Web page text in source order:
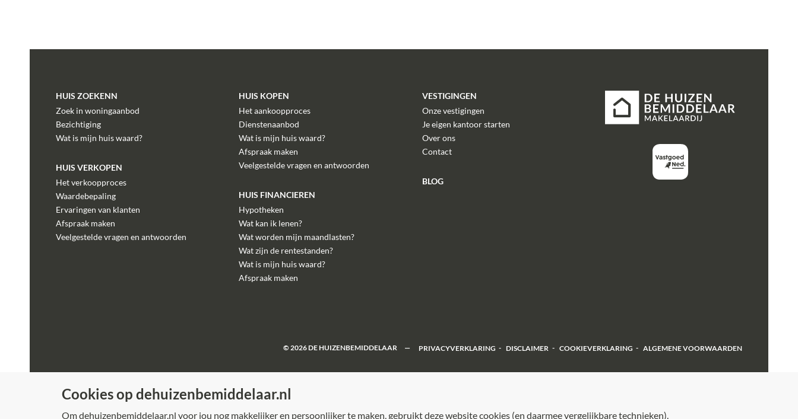
HUIS ZOEKENN
Zoek in woningaanbod
Bezichtiging
Wat is mijn huis waard?
HUIS VERKOPEN
Het verkoopproces
Waardebepaling
Ervaringen van klanten
Afspraak maken
Veelgestelde vragen en antwoorden
HUIS KOPEN
Het aankoopproces
Dienstenaanbod
Wat is mijn huis waard?
Afspraak maken
Veelgestelde vragen en antwoorden
HUIS FINANCIEREN
Hypotheken
Wat kan ik lenen?
Wat worden mijn maandlasten?
Wat zijn de rentestanden?
Wat is mijn huis waard?
Afspraak maken
VESTIGINGEN
Onze vestigingen
Je eigen kantoor starten
Over ons
Contact
BLOG
© 2026DE HUIZENBEMIDDELAAR PRIVACYVERKLARING DISCLAIMER COOKIEVERKLARING ALGEMENE VOORWAARDEN
Cookies op dehuizenbemiddelaar.nl
Om dehuizenbemiddelaar.nl voor jou nog makkelijker en persoonlijker te maken, gebruikt deze website cookies (en daarmee vergelijkbare technieken).